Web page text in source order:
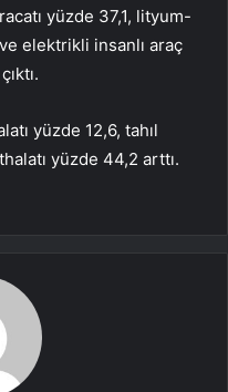
yüzde 37,1, lityum-
elektrikli insanlı araç
yüzde 12,6, tahıl
yüzde 44,2 arttı.